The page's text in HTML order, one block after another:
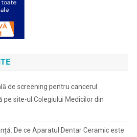
de screening pentru cancerul
pe site-ul Colegiului Medicilor din
De ce Aparatul Dentar Ceramic este